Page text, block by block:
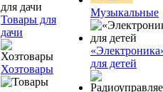
Товары для
дачи
Хозтовары
Музыкальные
для детей